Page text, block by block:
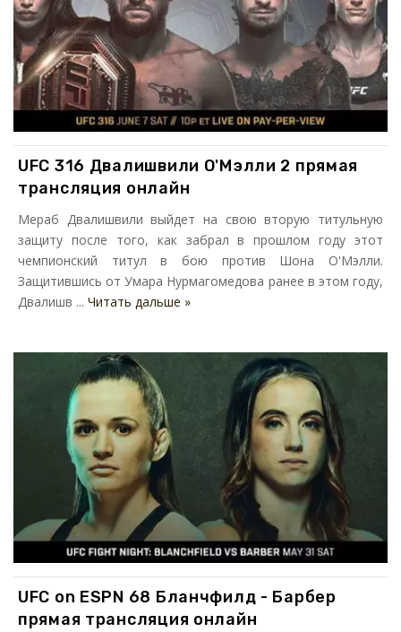
UFC 316 Двалишвили О'Мэлли 2 прямая
трансляция онлайн
Мераб Двалишвили выйдет на свою вторую титульную
защиту после того, как забрал в прошлом году этот
чемпионский титул в бою против Шона О'Мэлли.
Защитившись от Умара Нурмагомедова ранее в этом году,
Двалишв ... Читать дальше »
UFC on ESPN 68 Бланчфилд - Барбер
прямая трансляция онлайн